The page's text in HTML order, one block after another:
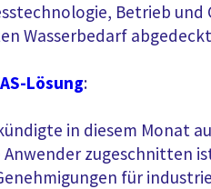
Betrieb
Wasserbedarf
Lösung:
in diesem Monat
zugeschnitten
für